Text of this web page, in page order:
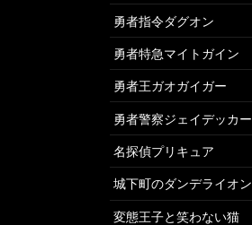
勇者指令ダグオン
勇者特急マイトガイン
勇者王ガオガイガー
勇者警察ジェイデッカー
名探偵プリキュア
城下町のダンデライオン
変態王子と笑わない猫